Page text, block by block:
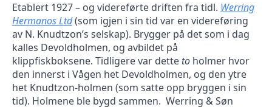
Etablert 1927 – og videreførte driften fra tidl. Werring
Hermanos Ltd(som igjen i sin tid var en videreføring
av N. Knudtzon’s selskap). Brygger på det som i dag
kalles Devoldholmen, og avbildet på
klippfiskboksene. Tidligere var dette to holmer hvor
den innerst i Vågen het Devoldholmen, og den ytre
het Knudtzon-holmen (som satte opp bryggen i sin
tid). Holmene ble bygd sammen. Werring & Søn